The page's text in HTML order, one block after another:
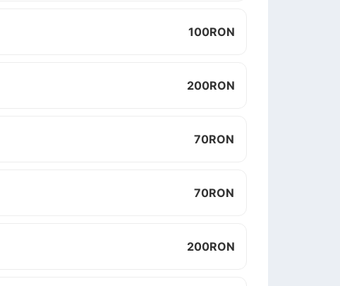
100RON
200RON
70RON
70RON
200RON